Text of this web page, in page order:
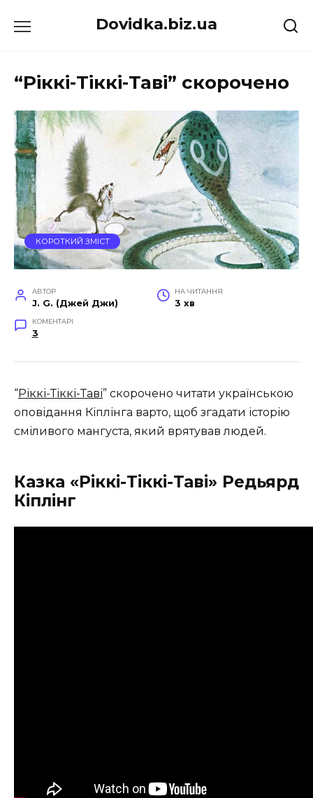
до
Dovidka.biz.ua
“Ріккі-Тіккі-Таві” скорочено
КОРОТКИЙ ЗМІСТ
АВТОР
J. G. (Джей Джи)
НА ЧИТАННЯ
3 хв
КОМЕНТАРІ
3
“Ріккі-Тіккі-Таві” скорочено читати українською
оповідання Кіплінга варто, щоб згадати історію
сміливого мангуста, який врятував людей.
Казка «Ріккі-Тіккі-Таві» Редьярд
Кіплінг